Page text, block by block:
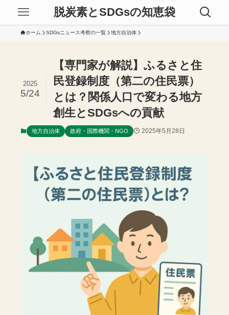
脱炭素とSDGsの知恵袋
ホーム SDGsニュース考察の一覧 地方自治体
【専門家が解説】ふるさと住
民登録制度（第二の住民票）
とは？関係人口で変わる地方
創生とSDGsへの貢献
2025
5/24
地方自治体 政府・国際機関・NGO 2025年5月28日